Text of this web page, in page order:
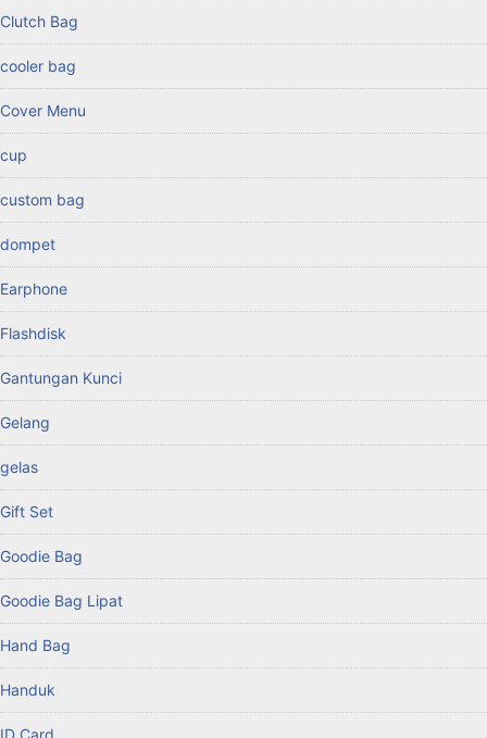
Clutch Bag
cooler bag
Cover Menu
cup
custom bag
dompet
Earphone
Flashdisk
Gantungan Kunci
Gelang
gelas
Gift Set
Goodie Bag
Goodie Bag Lipat
Hand Bag
Handuk